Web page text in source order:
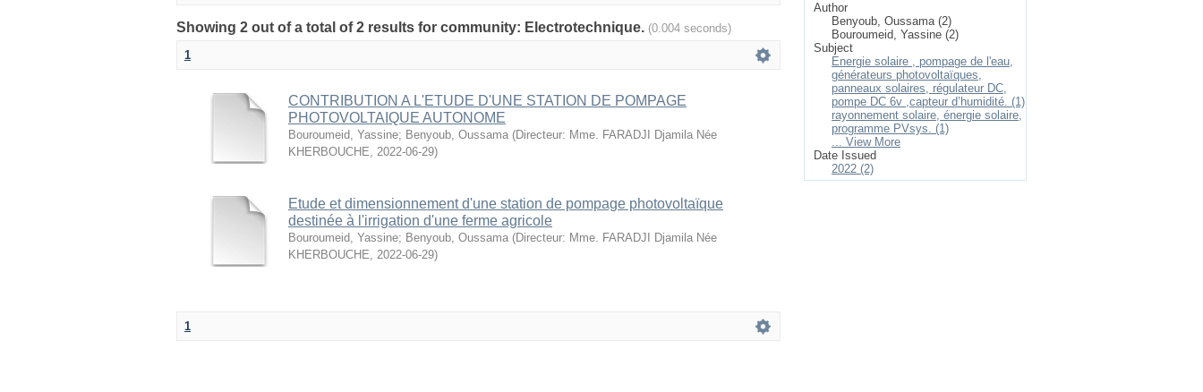
Showing 2 out of a total of 2 results for community: Electrotechnique. (0.004 seconds)
1
CONTRIBUTION A L'ETUDE D'UNE STATION DE POMPAGE
PHOTOVOLTAIQUE AUTONOME
Bouroumeid, Yassine; Benyoub, Oussama (Directeur: Mme. FARADJI Djamila Née
KHERBOUCHE, 2022-06-29)
Etude et dimensionnement d'une station de pompage photovoltaïque
destinée à l'irrigation d'une ferme agricole
Bouroumeid, Yassine; Benyoub, Oussama (Directeur: Mme. FARADJI Djamila Née
KHERBOUCHE, 2022-06-29)
1
Author
Benyoub, Oussama (2)
Bouroumeid, Yassine (2)
Subject
Energie solaire , pompage de l'eau,
générateurs photovoltaïques,
panneaux solaires, régulateur DC,
pompe DC 6v ,capteur d’humidité. (1)
rayonnement solaire, énergie solaire,
programme PVsys. (1)
... View More
Date Issued
2022 (2)